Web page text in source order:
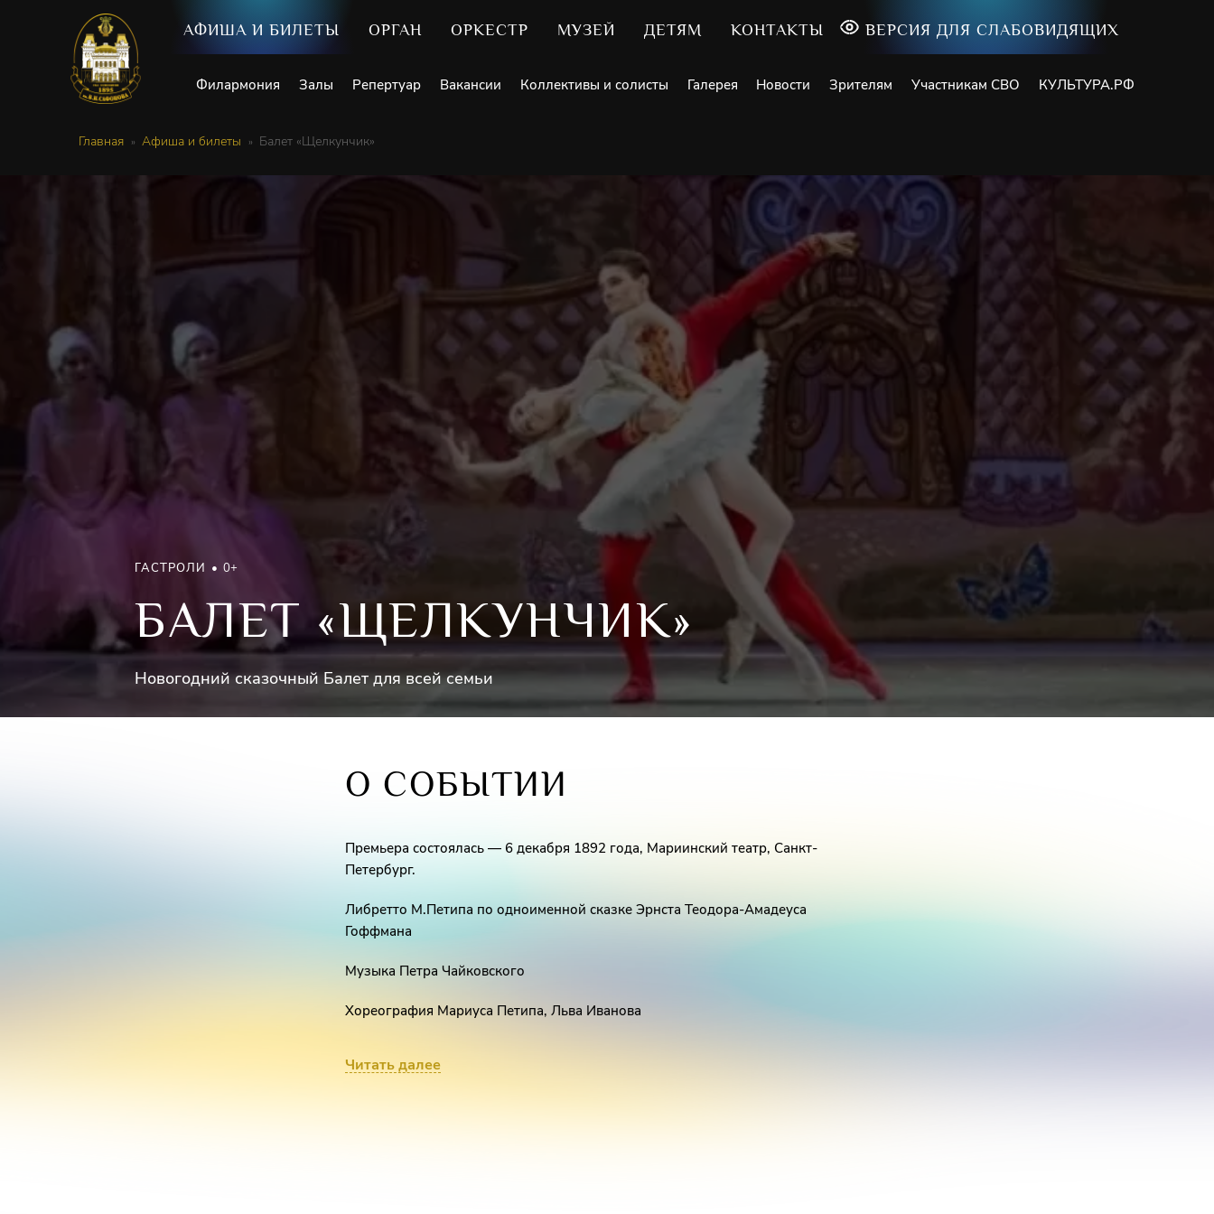
АФИША И БИЛЕТЫ ОРГАН ОРКЕСТР МУЗЕЙ ДЕТЯМ КОНТАКТЫ ВЕРСИЯ ДЛЯ СЛАБОВИДЯЩИХ
Филармония Залы Репертуар Вакансии Коллективы и солисты Галерея Новости Зрителям Участникам СВО КУЛЬТУРА.РФ
Главная Афиша и билеты Балет «Щелкунчик»
ГАСТРОЛИ 0+
БАЛЕТ «ЩЕЛКУНЧИК»
Новогодний сказочный Балет для всей семьи
О СОБЫТИИ
Премьера состоялась — 6 декабря 1892 года, Мариинский театр, Санкт-
Петербург.
Либретто М.Петипа по одноименной сказке Эрнста Теодора-Амадеуса
Гоффмана
Музыка Петра Чайковского
Хореография Мариуса Петипа, Льва Иванова
Читать далее